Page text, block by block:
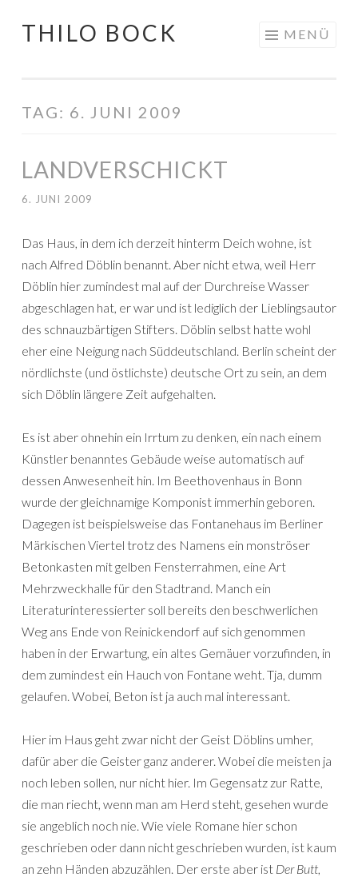
Springe
THILO BOCK MENÜ
TAG: 6. JUNI 2009
LANDVERSCHICKT
6. JUNI 2009
Das Haus, in dem ich derzeit hinterm Deich wohne, ist
nach Alfred Döblin benannt. Aber nicht etwa, weil Herr
Döblin hier zumindest mal auf der Durchreise Wasser
abgeschlagen hat, er war und ist lediglich der Lieblingsautor
des schnauzbärtigen Stifters. Döblin selbst hatte wohl
eher eine Neigung nach Süddeutschland. Berlin scheint der
nördlichste (und östlichste) deutsche Ort zu sein, an dem
sich Döblin längere Zeit aufgehalten.
Es ist aber ohnehin ein Irrtum zu denken, ein nach einem
Künstler benanntes Gebäude weise automatisch auf
dessen Anwesenheit hin. Im Beethovenhaus in Bonn
wurde der gleichnamige Komponist immerhin geboren.
Dagegen ist beispielsweise das Fontanehaus im Berliner
Märkischen Viertel trotz des Namens ein monströser
Betonkasten mit gelben Fensterrahmen, eine Art
Mehrzweckhalle für den Stadtrand. Manch ein
Literaturinteressierter soll bereits den beschwerlichen
Weg ans Ende von Reinickendorf auf sich genommen
haben in der Erwartung, ein altes Gemäuer vorzufinden, in
dem zumindest ein Hauch von Fontane weht. Tja, dumm
gelaufen. Wobei, Beton ist ja auch mal interessant.
Hier im Haus geht zwar nicht der Geist Döblins umher,
dafür aber die Geister ganz anderer. Wobei die meisten ja
noch leben sollen, nur nicht hier. Im Gegensatz zur Ratte,
die man riecht, wenn man am Herd steht, gesehen wurde
sie angeblich noch nie. Wie viele Romane hier schon
geschrieben oder dann nicht geschrieben wurden, ist kaum
an zehn Händen abzuzählen. Der erste aber ist Der Butt,